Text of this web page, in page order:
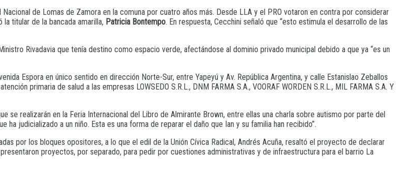
de Lomas de Zamora en la comuna por cuatro años más. Desde LLA y el PRO votaron en contra por considerar
titular de la bancada amarilla, Patricia Bontempo. En respuesta, Cecchini señaló que “esto estimula el desarrollo de las
Rivadavia que tenía destino como espacio verde, afectándose al dominio privado municipal debido a que ya “es un
Espora en único sentido en dirección Norte-Sur, entre Yapeyú y Av. República Argentina, y calle Estanislao Zeballos
primaria de salud a las empresas LOWSEDO S.R.L., DNM FARMA S.A., VOORAF WORDEN S.R.L., MIL FARMA S.A. Y
realizarán en la Feria Internacional del Libro de Almirante Brown, entre ellas una charla sobre autismo por parte del
ha judicializado a un niño. Esta es una forma de reparar el daño que Ian y su familia han recibido”.
por los bloques opositores, a lo que el edil de la Unión Cívica Radical, Andrés Acuña, resaltó el proyecto de declarar
proyectos, por separado, para pedir por cuestiones administrativas y de infraestructura para el barrio La